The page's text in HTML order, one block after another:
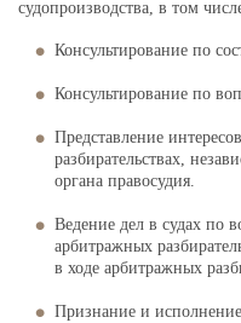
судопроизводства, в том
Консультирование по
Консультирование по
Представление
разбирательствах,
органа правосудия.
Ведение дел в судах по
арбитражных
в ходе арбитражных
Признание и